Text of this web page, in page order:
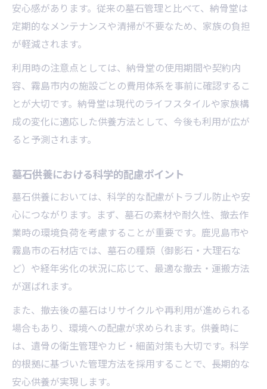
安心感があります。従来の墓石管理と比べて、納骨堂は
定期的なメンテナンスや清掃が不要なため、家族の負担
が軽減されます。
利用時の注意点としては、納骨堂の使用期間や契約内
容、霧島市内の施設ごとの費用体系を事前に確認するこ
とが大切です。納骨堂は現代のライフスタイルや家族構
成の変化に適応した供養方法として、今後も利用が広が
ると予測されます。
墓石供養における科学的配慮ポイント
墓石供養においては、科学的な配慮がトラブル防止や安
心につながります。まず、墓石の素材や耐久性、撤去作
業時の環境負荷を考慮することが重要です。鹿児島市や
霧島市の石材店では、墓石の種類（御影石・大理石な
ど）や経年劣化の状況に応じて、最適な撤去・運搬方法
が選ばれます。
また、撤去後の墓石はリサイクルや再利用が進められる
場合もあり、環境への配慮が求められます。供養時に
は、遺骨の衛生管理やカビ・細菌対策も大切です。科学
的根拠に基づいた管理方法を採用することで、長期的な
安心供養が実現します。